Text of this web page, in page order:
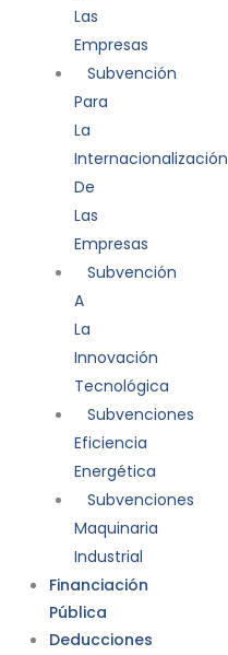
Las
Empresas
Subvención
Para
La
Internacionalización
De
Las
Empresas
Subvención
A
La
Innovación
Tecnológica
Subvenciones
Eficiencia
Energética
Subvenciones
Maquinaria
Industrial
Financiación
Pública
Deducciones